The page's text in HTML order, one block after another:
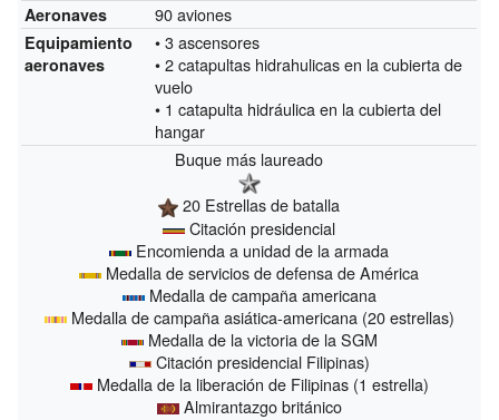
Aeronaves 90 aviones
Equipamiento
aeronaves
• 3 ascensores
• 2 catapultas hidrahulicas en la cubierta de
vuelo
• 1 catapulta hidráulica en la cubierta del
hangar
Buque más laureado
20 Estrellas de batalla
Citación presidencial
Encomienda a unidad de la armada
Medalla de servicios de defensa de América
Medalla de campaña americana
Medalla de campaña asiática-americana (20 estrellas)
Medalla de la victoria de la SGM
Citación presidencial Filipinas)
Medalla de la liberación de Filipinas (1 estrella)
Almirantazgo británico